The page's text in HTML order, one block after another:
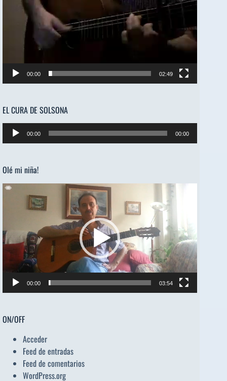
00:00 02:49
EL CURA DE SOLSONA
Reproductor
de
00:00 00:00
Olé mi niña!
Reproductor
00:00 03:54
ON/OFF
Acceder
Feed de entradas
Feed de comentarios
WordPress.org